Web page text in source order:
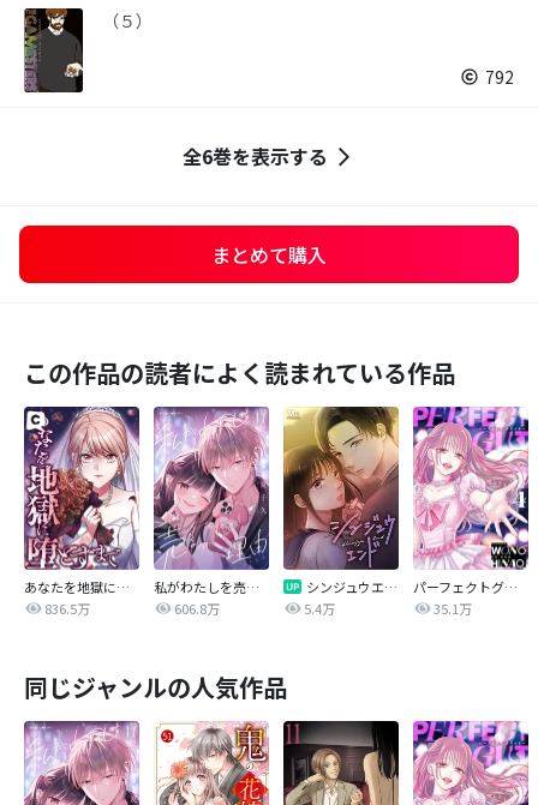
（５）
792
全6巻を表示する
まとめて購入
この作品の読者によく読まれている作品
あなたを地獄に堕とすまで
836.5万
私がわたしを売る理由
606.8万
シンジュウエンド【タテヨミ】
5.4万
パーフェクトグリッター
35.1万
同じジャンルの人気作品